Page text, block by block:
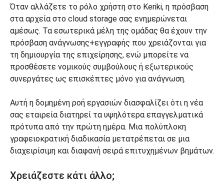
Όταν αλλάζετε το ρόλο χρήστη στο Keriki, η πρόσβαση
στα αρχεία στο cloud storage σας ενημερώνεται
αμέσως. Τα εσωτερικά μέλη της ομάδας θα έχουν την
πρόσβαση ανάγνωσης+εγγραφής που χρειάζονται για
τη δημιουργία της επιχείρησης, ενώ μπορείτε να
προσθέσετε νομικούς συμβούλους ή εξωτερικούς
συνεργάτες ως επισκέπτες μόνο για ανάγνωση.
Αυτή η δομημένη ροή εργασιών διασφαλίζει ότι η νέα
σας εταιρεία διατηρεί τα υψηλότερα επαγγελματικά
πρότυπα από την πρώτη ημέρα. Μια πολύπλοκη
γραφειοκρατική διαδικασία μετατρέπεται σε μια
διαχειρίσιμη και διαφανή σειρά επιτυχημένων βημάτων.
Χρειάζεστε κάτι άλλο;